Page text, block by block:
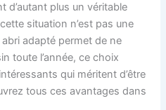
d’autant plus un véritable
situation n’est pas une
abri adapté permet de ne
toute l’année, ce choix
qui méritent d’être
tous ces avantages dans